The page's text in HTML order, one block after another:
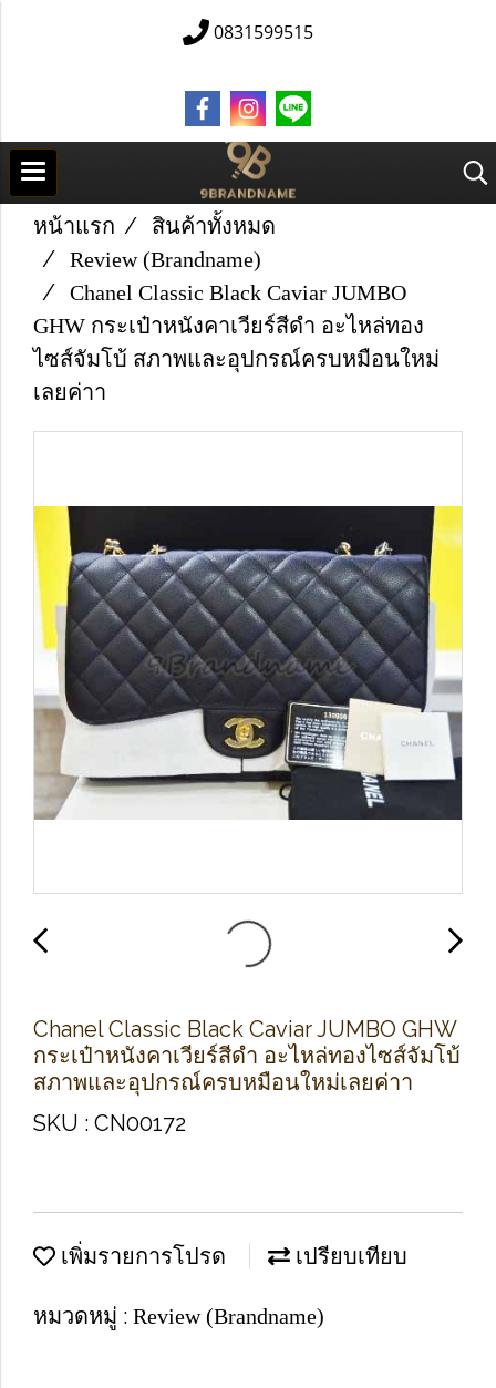
0831599515
หน้าแรก
สินค้าทั้งหมด
Review (Brandname)
Chanel Classic Black Caviar JUMBO
GHW กระเป๋าหนังคาเวียร์สีดำ อะไหล่ทอง
ไซส์จัมโบ้ สภาพและอุปกรณ์ครบหมือนใหม่
เลยค่าา
Chanel Classic Black Caviar JUMBO GHW
กระเป๋าหนังคาเวียร์สีดำ อะไหล่ทองไซส์จัมโบ้
สภาพและอุปกรณ์ครบหมือนใหม่เลยค่าา
SKU : CN00172
เพิ่มรายการโปรด เปรียบเทียบ
หมวดหมู่ : Review (Brandname)